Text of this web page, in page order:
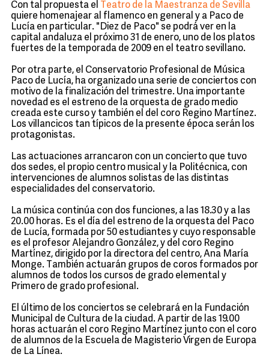
Con tal propuesta el
Teatro de la Maestranza de Sevilla
quiere homenajear al flamenco en general y a Paco de
Lucía en particular. "Diez de Paco" se podrá ver en la
capital andaluza el próximo 31 de enero, uno de los platos
fuertes de la temporada de 2009 en el teatro sevillano.
Por otra parte, el Conservatorio Profesional de Música
Paco de Lucía, ha organizado una serie de conciertos con
motivo de la finalización del trimestre. Una importante
novedad es el estreno de la orquesta de grado medio
creada este curso y también el del coro Regino Martínez.
Los villancicos tan típicos de la presente época serán los
protagonistas.
Las actuaciones arrancaron con un concierto que tuvo
dos sedes, el propio centro musical y la Politécnica, con
intervenciones de alumnos solistas de las distintas
especialidades del conservatorio.
La música continúa con dos funciones, a las 18.30 y a las
20.00 horas. Es el día del estreno de la orquesta del Paco
de Lucía, formada por 50 estudiantes y cuyo responsable
es el profesor Alejandro González, y del coro Regino
Martínez, dirigido por la directora del centro, Ana María
Monge. También actuarán grupos de coros formados por
alumnos de todos los cursos de grado elemental y
Primero de grado profesional.
El último de los conciertos se celebrará en la Fundación
Municipal de Cultura de la ciudad. A partir de las 19.00
horas actuarán el coro Regino Martínez junto con el coro
de alumnos de la Escuela de Magisterio Virgen de Europa
de La Línea.